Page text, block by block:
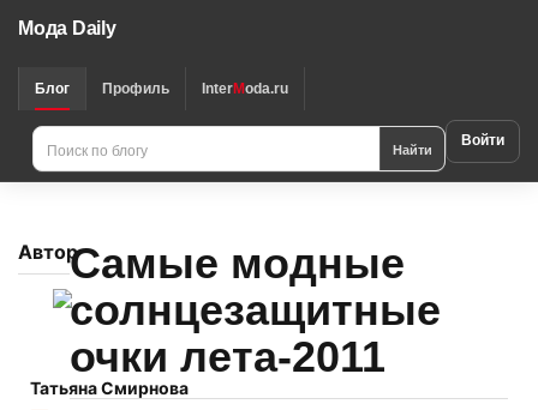
Мода Daily
Блог Профиль InterModa.ru
Найти Войти
Автор
Татьяна Смирнова
Самые модные
солнцезащитные
очки лета-2011